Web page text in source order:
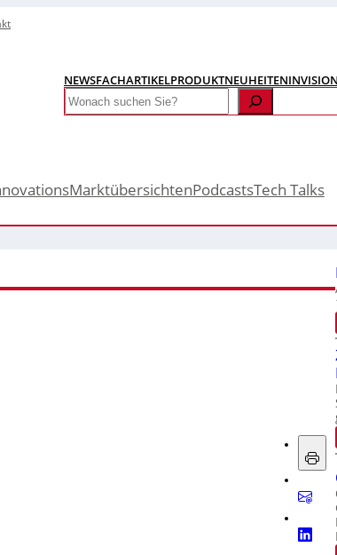
NEWSFACHARTIKELPRODUKTNEUHEITEN
Search
MarktübersichtenPodcastsTech Talks